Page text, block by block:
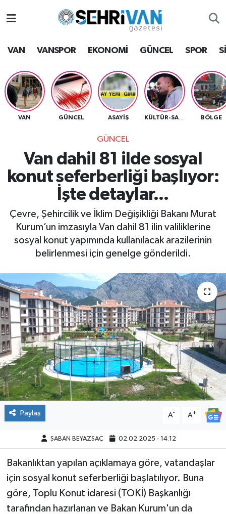
VAN VANSPOR EKONOMİ GÜNCEL SPOR
VAN GÜNCEL ASAYİŞ BÖLGE
GÜNCEL
Van dahil 81 ilde sosyal
konut seferberliği başlıyor:
İşte detaylar...
Çevre, Şehircilik ve İklim Değişikliği Bakanı Murat
Kurum’un imzasıyla Van dahil 81 ilin valiliklerine
sosyal konut yapımında kullanılacak arazilerinin
belirlenmesi için genelge gönderildi.
Paylaş A- A+
ŞABAN BEYAZSAÇ 02.02.2025 - 14:12
Bakanlıktan yapılan açıklamaya göre, vatandaşlar
için sosyal konut seferberliği başlatılıyor. Buna
göre, Toplu Konut idaresi (TOKİ) Başkanlığı
tarafından hazırlanan ve Bakan Kurum'un da
Van Hava Durumu
VAN Namaz Vakitleri
Van Trafik Yoğunluk Haritası
Süper Lig Puan Durumu ve Fikstür
Tüm Manşetler
Son Dakika Haberleri
Haber Arşivi